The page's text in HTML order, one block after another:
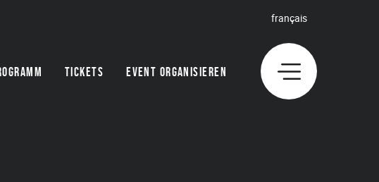
TICKETS EVENT ORGANISIEREN
français